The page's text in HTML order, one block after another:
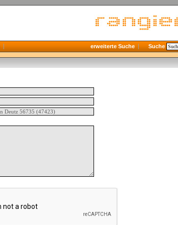
erweiterte Suche Suche